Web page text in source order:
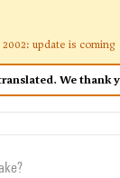
update is coming
We thank